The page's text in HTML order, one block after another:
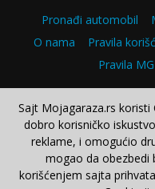
Pronađi automobil
O nama
Pravila
Pravila
Sajt Mojagaraza.rs koristi
dobro korisničko
reklame, i omogućio
mogao da obezbedi
korišćenjem sajta